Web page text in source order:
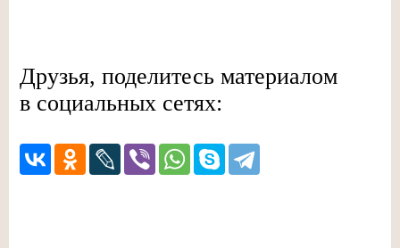
Друзья, поделитесь материалом
в социальных сетях: